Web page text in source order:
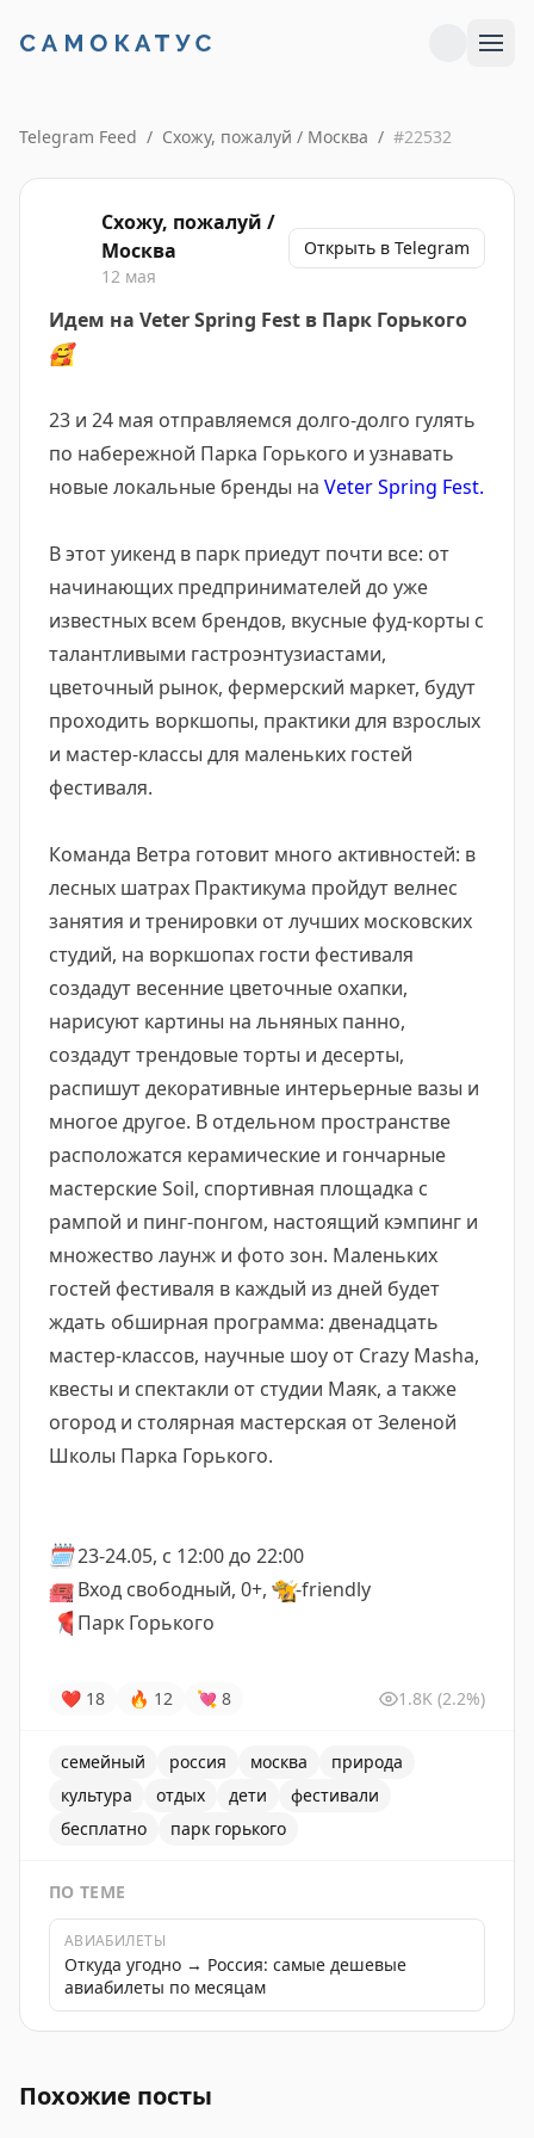
Telegram Feed / Схожу, пожалуй / Москва / #22532
Схожу, пожалуй /
Москва
12 мая
Открыть в Telegram
Идем на Veter Spring Fest в Парк Горького
🥰
23 и 24 мая отправляемся долго-долго гулять
по набережной Парка Горького и узнавать
новые локальные бренды на Veter Spring Fest.
В этот уикенд в парк приедут почти все: от
начинающих предпринимателей до уже
известных всем брендов, вкусные фуд-корты с
талантливыми гастроэнтузиастами,
цветочный рынок, фермерский маркет, будут
проходить воркшопы, практики для взрослых
и мастер-классы для маленьких гостей
фестиваля.
Команда Ветра готовит много активностей: в
лесных шатрах Практикума пройдут велнес
занятия и тренировки от лучших московских
студий, на воркшопах гости фестиваля
создадут весенние цветочные охапки,
нарисуют картины на льняных панно,
создадут трендовые торты и десерты,
распишут декоративные интерьерные вазы и
многое другое. В отдельном пространстве
расположатся керамические и гончарные
мастерские Soil, спортивная площадка с
рампой и пинг-понгом, настоящий кэмпинг и
множество лаунж и фото зон. Маленьких
гостей фестиваля в каждый из дней будет
ждать обширная программа: двенадцать
мастер-классов, научные шоу от Crazy Masha,
квесты и спектакли от студии Маяк, а также
огород и столярная мастерская от Зеленой
Школы Парка Горького.
🗓️23-24.05, с 12:00 до 22:00
🎟️Вход свободный, 0+, 🦮-friendly
📍 Парк Горького
❤ 18 🔥 12 💘 8 1.8K (2.2%)
семейный россия москва
природа
культура
отдых дети
фестивали
бесплатно
парк горького
ПО ТЕМЕ
АВИАБИЛЕТЫ
Откуда угодно → Россия: самые дешевые
авиабилеты по месяцам
Похожие посты